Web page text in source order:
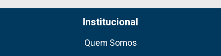
Institucional
Quem Somos